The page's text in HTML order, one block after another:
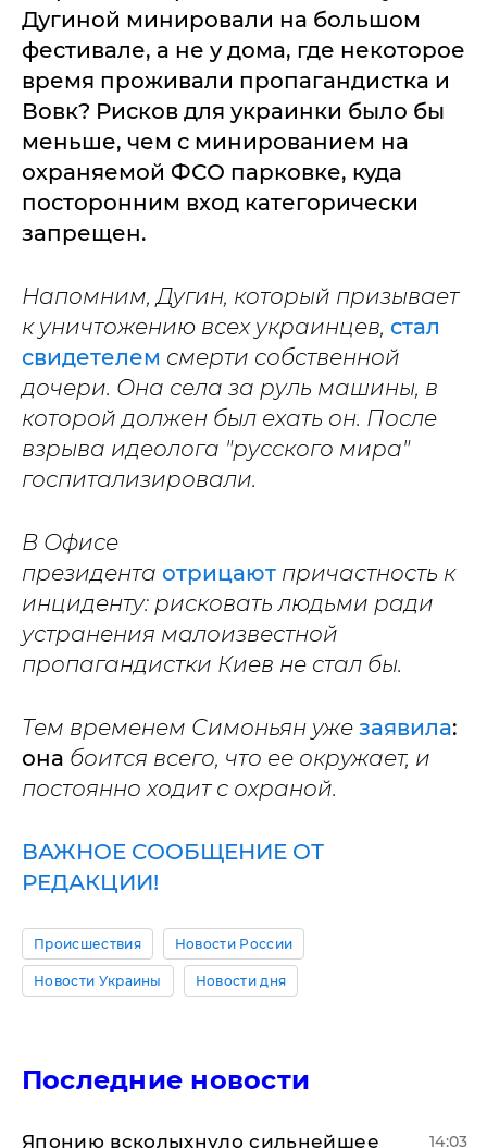
Дугиной минировали на большом
фестивале, а не у дома, где некоторое
время проживали пропагандистка и
Вовк? Рисков для украинки было бы
меньше, чем с минированием на
охраняемой ФСО парковке, куда
посторонним вход категорически
запрещен.
Напомним, Дугин, который призывает
к уничтожению всех украинцев, стал
свидетелем смерти собственной
дочери. Она села за руль машины, в
которой должен был ехать он. После
взрыва идеолога "русского мира"
госпитализировали.
В Офисе
президента отрицают причастность к
инциденту: рисковать людьми ради
устранения малоизвестной
пропагандистки Киев не стал бы.
Тем временем Симоньян уже заявила:
она боится всего, что ее окружает, и
постоянно ходит с охраной.
ВАЖНОЕ СООБЩЕНИЕ ОТ
РЕДАКЦИИ!
Происшествия Новости России
Новости Украины Новости дня
Последние новости
Японию всколыхнуло сильнейшее 14:03